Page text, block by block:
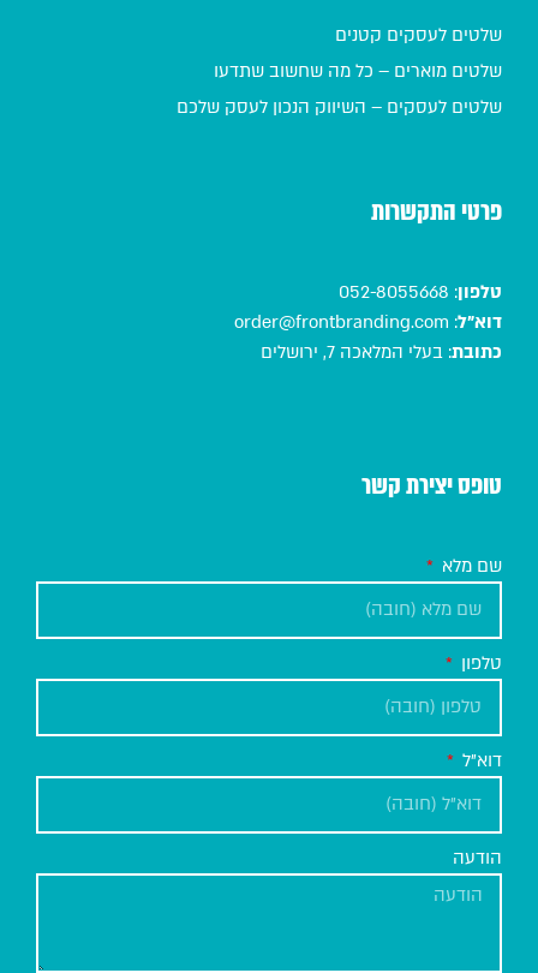
שלטים לעסקים קטנים
שלטים מוארים – כל מה שחשוב שתדעו
שלטים לעסקים – השיווק הנכון לעסק שלכם
פרטי התקשרות
טלפון:
052-8055668
דוא"ל:
order@frontbranding.com
כתובת: בעלי המלאכה 7, ירושלים
טופס יצירת קשר
שם מלא
טלפון
דוא"ל
הודעה